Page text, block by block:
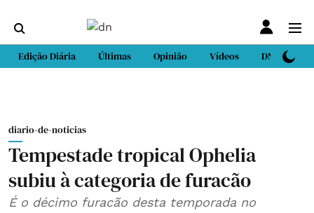
Edição Diária Últimas Opinião Vídeos DN Sport
diario-de-noticias
Tempestade tropical Ophelia
subiu à categoria de furacão
É o décimo furacão desta temporada no